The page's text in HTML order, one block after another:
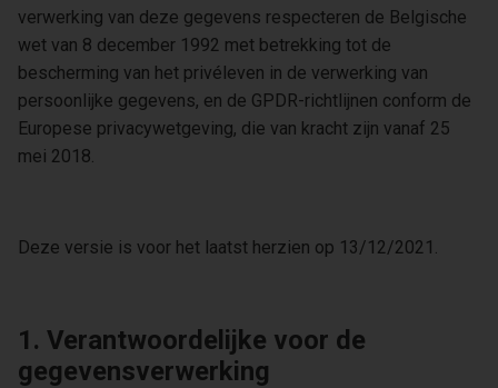
verwerking van deze gegevens respecteren de Belgische
wet van 8 december 1992 met betrekking tot de
bescherming van het privéleven in de verwerking van
persoonlijke gegevens, en de GPDR-richtlijnen conform de
Europese privacywetgeving, die van kracht zijn vanaf 25
mei 2018.​
Deze versie is voor het laatst herzien op 13/12/2021.
1. Verantwoordelijke voor de
gegevensverwerking